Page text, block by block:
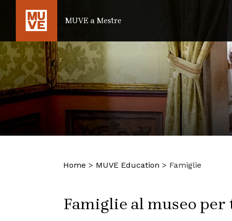
SALTA AL CONTENUTO PRINCIPALE
MUVE a Mestre
Home > MUVE Education > Famiglie
Famiglie al museo per